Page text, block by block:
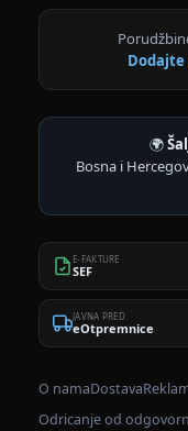
🌍
Bosna i
E-FAKTURE
SEF
JAVNA PRED.
eOtpremnice
O namaDostava
Odricanje od